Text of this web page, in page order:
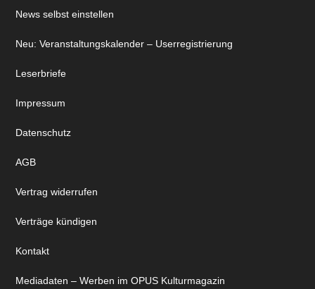
News selbst einstellen
Neu: Veranstaltungskalender – Userregistrierung
Leserbriefe
Impressum
Datenschutz
AGB
Vertrag widerrufen
Verträge kündigen
Kontakt
Mediadaten – Werben im OPUS Kulturmagazin